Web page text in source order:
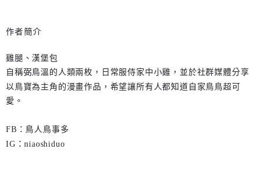
作者簡介
雞腿、漢堡包
自稱弼鳥溫的人類兩枚，日常服侍家中小雞，並於社群媒體分享
以鳥寶為主角的漫畫作品，希望讓所有人都知道自家鳥鳥超可
愛。
FB：鳥人鳥事多
IG：niaoshiduo